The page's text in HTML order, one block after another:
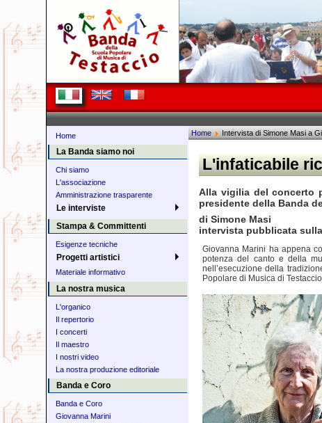
Home
La Banda siamo noi
Chi siamo
L'associazione
Amministrazione trasparente
Le interviste
Stampa & Committenti
Esigenze tecniche
Progetti artistici
Materiale informativo
La nostra musica
L'organico
Il repertorio
I concerti
Il maestro
I nostri video
La nostra produzione editoriale
Banda e Coro
Banda e Coro
Giovanna Marini
Home Intervista di Simone Masi a
L'infaticabile
Alla vigilia del concerto
presidente della Banda
di Simone Masi
intervista pubblicata
Giovanna Marini ha appena
potenza del canto e della
nell’esecuzione della
Popolare di Musica di